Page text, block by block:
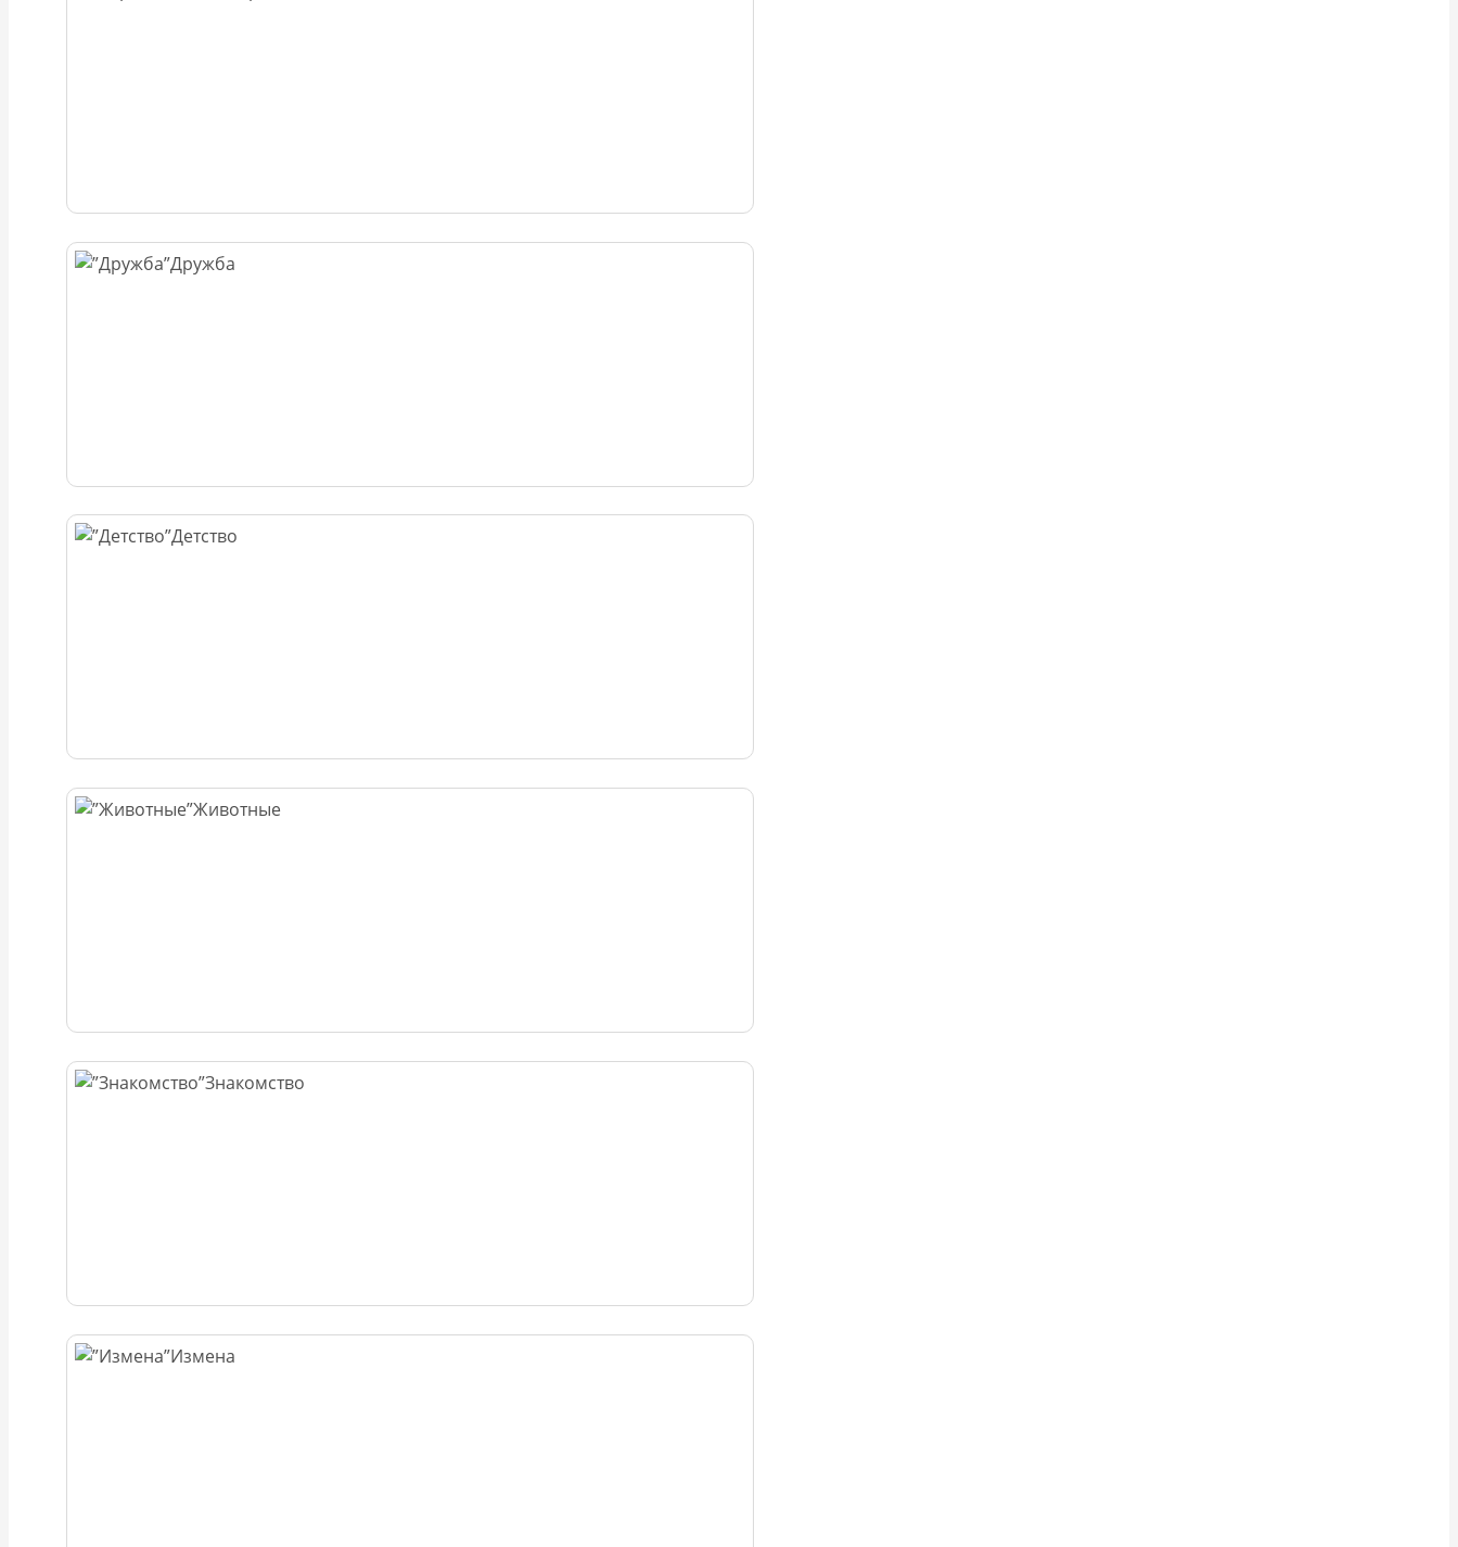
Дружба
Детство
Животные
Знакомство
Измена